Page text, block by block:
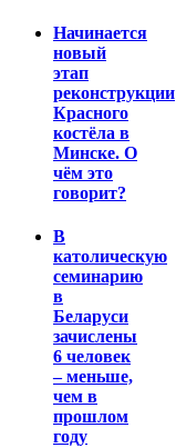
Начинается
новый
этап
реконструкции
Красного
костёла в
Минске. О
чём это
говорит?
В
католическую
семинарию
в
Беларуси
зачислены
6 человек
– меньше,
чем в
прошлом
году